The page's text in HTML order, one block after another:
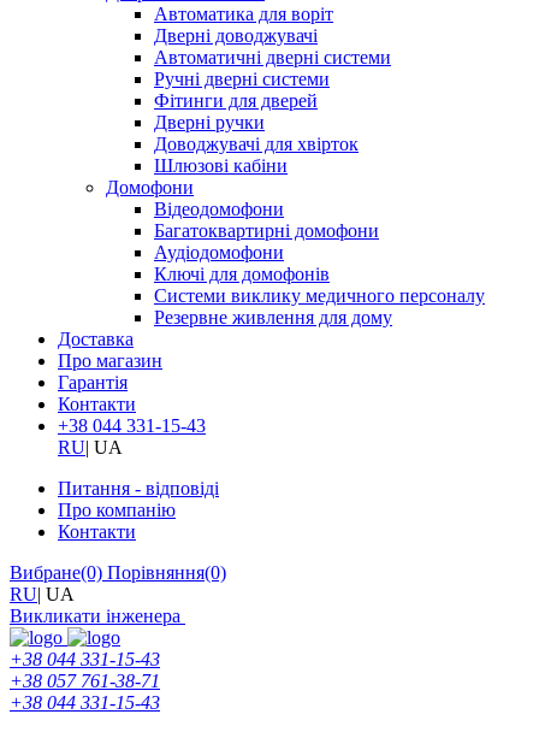
Автоматика для воріт
Дверні доводжувачі
Автоматичні дверні системи
Ручні дверні системи
Фітинги для дверей
Дверні ручки
Доводжувачі для хвірток
Шлюзові кабіни
Домофони
Відеодомофони
Багатоквартирні домофони
Аудіодомофони
Ключі для домофонів
Системи виклику медичного персоналу
Резервне живлення для дому
Доставка
Про магазин
Гарантія
Контакти
+38 044 331-15-43
RU| UA
Питання - відповіді
Про компанію
Контакти
Вибране(0) Порівняння(0)
RU| UA
Викликати інженера
+38 044 331-15-43
+38 057 761-38-71
+38 044 331-15-43